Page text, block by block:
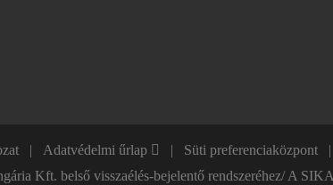
Adatvédelmi űrlap Süti preferenciaközpont
Kft. belső visszaélés-bejelentő rendszeréhez/